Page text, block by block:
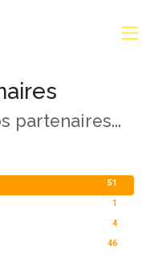
partenaires...
51
1
4
46